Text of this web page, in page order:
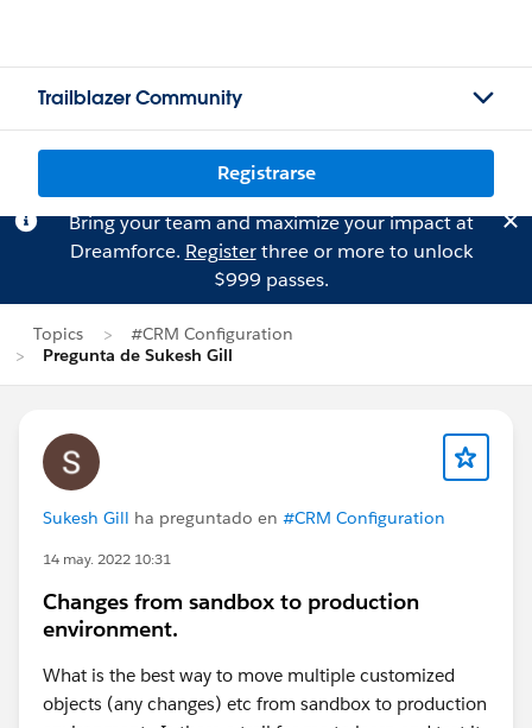
Trailblazer Community
Registrarse
Bring your team and maximize your impact at
Dreamforce. Registerthree or more to unlock
$999 passes.
Topics
#CRM Configuration
Pregunta de Sukesh Gill
Sukesh Gill ha preguntado en #CRM Configuration
14 may. 2022 10:31
Changes from sandbox to production
environment.
What is the best way to move multiple customized
objects (any changes) etc from sandbox to production